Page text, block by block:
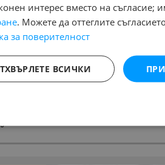
интерес вместо на съгласие;
. Можете да оттеглите
за поверителност
ВСИЧКИ